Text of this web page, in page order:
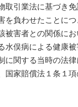
引業法に基づき
を負わせたことに
被害者との関係に
俣病による健康被
に関する当時の法
国家賠償法１条１